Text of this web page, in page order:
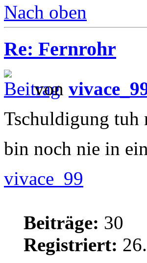
Nach oben
Re: Fernrohr
von
Tschuldigung tuh
bin noch nie in
vivace_99
Beiträge: 30
Registriert: